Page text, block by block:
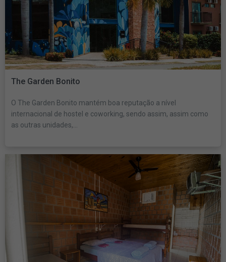
The Garden Bonito
O The Garden Bonito mantém boa reputação a nível
internacional de hostel e coworking, sendo assim, assim como
as outras unidades,...